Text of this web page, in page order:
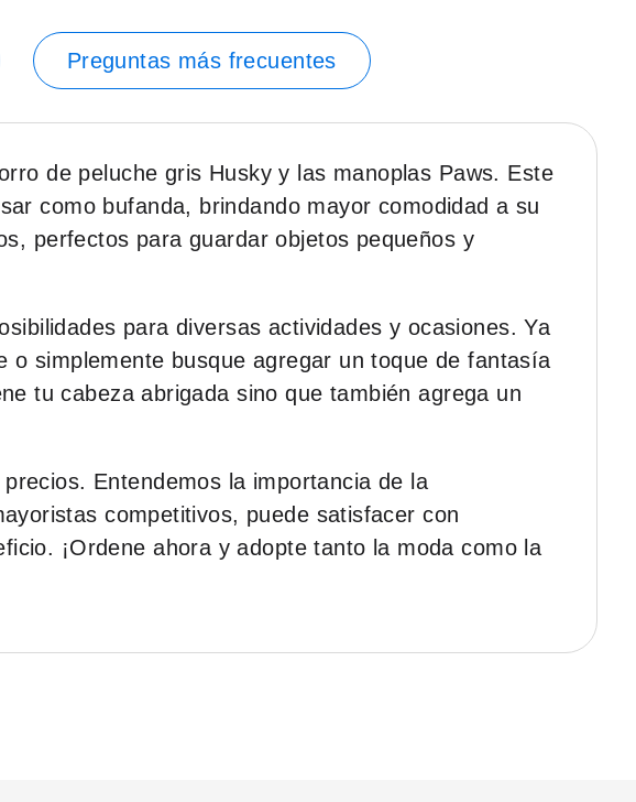
Preguntas más frecuentes
de peluche gris Husky y las manoplas Paws. Este
como bufanda, brindando mayor comodidad a su
perfectos para guardar objetos pequeños y
para diversas actividades y ocasiones. Ya
simplemente busque agregar un toque de fantasía
tu cabeza abrigada sino que también agrega un
Entendemos la importancia de la
competitivos, puede satisfacer con
¡Ordene ahora y adopte tanto la moda como la